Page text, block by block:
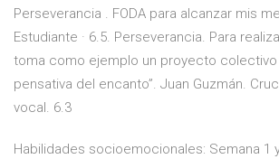
Perseverancia . FODA para alcanzar mis
Estudiante · 6.5. Perseverancia. Para
toma como ejemplo un proyecto colectivo
pensativa del encanto”. Juan Guzmán.
vocal. 6.3
Habilidades socioemocionales: Semana 1